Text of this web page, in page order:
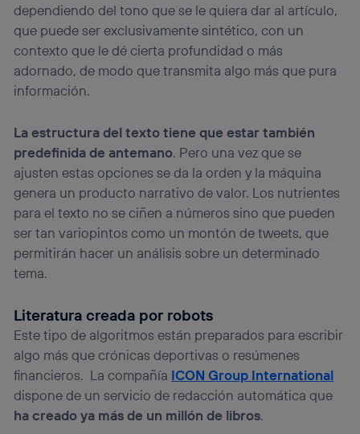
dependiendo del tono que se le quiera dar al artículo,
que puede ser exclusivamente sintético, con un
contexto que le dé cierta profundidad o más
adornado, de modo que transmita algo más que pura
información.
La estructura del texto tiene que estar también
predefinida de antemano. Pero una vez que se
ajusten estas opciones se da la orden y la máquina
genera un producto narrativo de valor. Los nutrientes
para el texto no se ciñen a números sino que pueden
ser tan variopintos como un montón de tweets, que
permitirán hacer un análisis sobre un determinado
tema.
Literatura creada por robots
Este tipo de algoritmos están preparados para escribir
algo más que crónicas deportivas o resúmenes
financieros. La compañía ICON Group International
dispone de un servicio de redacción automática que
ha creado ya más de un millón de libros.